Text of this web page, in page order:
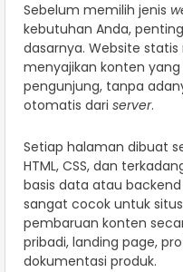
Sebelum memilih jenis
kebutuhan Anda,
dasarnya. Website
menyajikan konten
pengunjung, tanpa
otomatis dari server.
Setiap halaman dibuat
HTML, CSS, dan
basis data atau
sangat cocok untuk
pembaruan konten
pribadi, landing page,
dokumentasi produk.